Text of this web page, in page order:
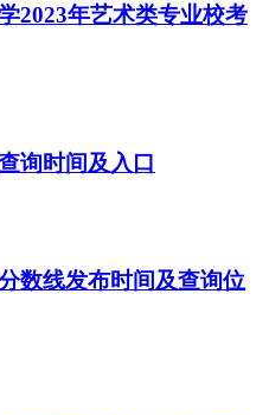
2023年艺术类专业校考
询时间及入口
数线发布时间及查询位